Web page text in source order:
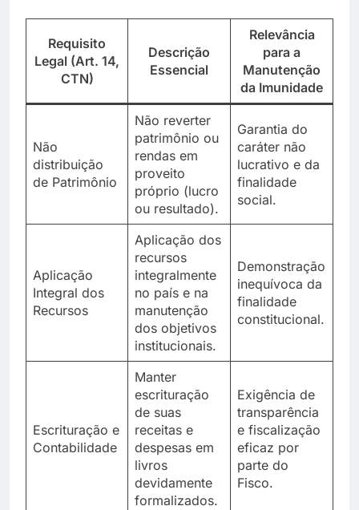
Requisito
Legal (Art. 14,
CTN)
Descrição
Essencial
Relevância
para a
Manutenção
da Imunidade
Não
distribuição
de Patrimônio
Não reverter
patrimônio ou
rendas em
proveito
próprio (lucro
ou resultado).
Garantia do
caráter não
lucrativo e da
finalidade
social.
Aplicação
Integral dos
Recursos
Aplicação dos
recursos
integralmente
no país e na
manutenção
dos objetivos
institucionais.
Demonstração
inequívoca da
finalidade
constitucional.
Escrituração e
Contabilidade
Manter
escrituração
de suas
receitas e
despesas em
livros
devidamente
formalizados.
Exigência de
transparência
e fiscalização
eficaz por
parte do
Fisco.